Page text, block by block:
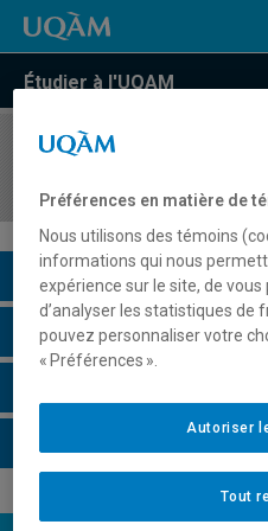
Étudier à l'UQAM
COURS//
Description du cours
Horaire - Été 2026
Préférences en matière de
Nous utilisons des témoins
informations qui nous
expérience sur le site, de
d’analyser les statistiques de
pouvez personnaliser votre
« Préférences ».
Tout
Autoriser